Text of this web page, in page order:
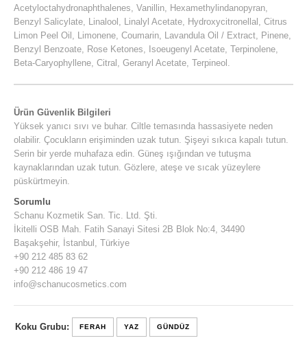
Ürün Güvenlik Bilgileri
Yüksek yanıcı sıvı ve buhar. Ciltle temasında hassasiyete neden
olabilir. Çocukların erişiminden uzak tutun. Şişeyi sıkıca kapalı tutun.
Serin bir yerde muhafaza edin. Güneş ışığından ve tutuşma
kaynaklarından uzak tutun. Gözlere, ateşe ve sıcak yüzeylere
püskürtmeyin.
Sorumlu
Schanu Kozmetik San. Tic. Ltd. Şti.
İkitelli OSB Mah. Fatih Sanayi Sitesi 2B Blok No:4, 34490
Başakşehir, İstanbul, Türkiye
+90 212 485 83 62
+90 212 486 19 47
info@schanucosmetics.com
Acetyloctahydronaphthalenes, Vanillin, Hexamethylindanopyran,
Benzyl Salicylate, Linalool, Linalyl Acetate, Hydroxycitronellal, Citrus
Limon Peel Oil, Limonene, Coumarin, Lavandula Oil / Extract, Pinene,
Benzyl Benzoate, Rose Ketones, Isoeugenyl Acetate, Terpinolene,
Beta-Caryophyllene, Citral, Geranyl Acetate, Terpineol.
Koku Grubu: FERAH YAZ GÜNDÜZ